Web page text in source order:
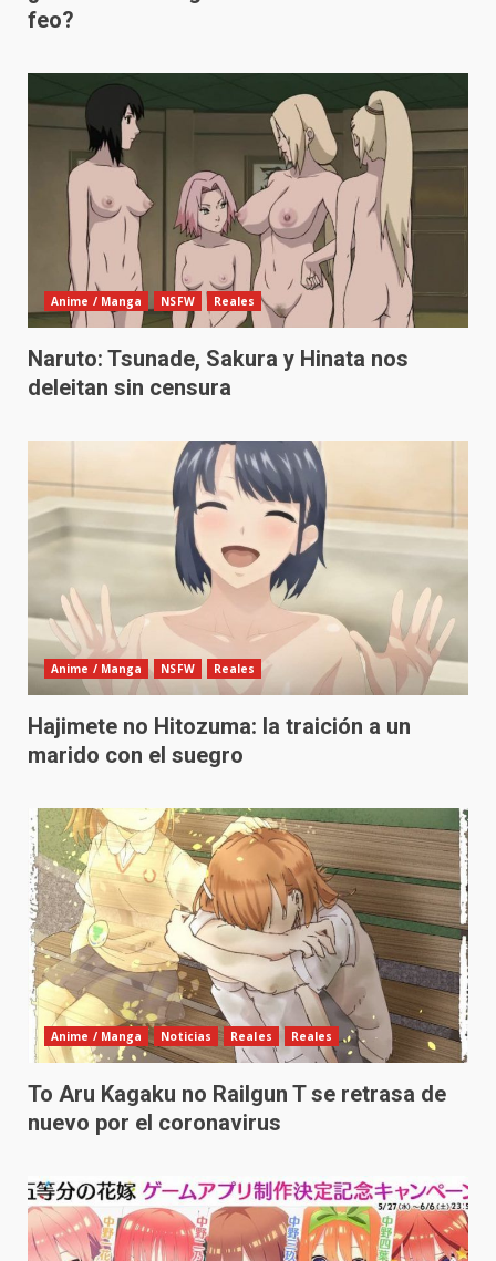
feo?
Anime / Manga NSFW Reales
Naruto: Tsunade, Sakura y Hinata nos
deleitan sin censura
Anime / Manga NSFW Reales
Hajimete no Hitozuma: la traición a un
marido con el suegro
Anime / Manga Noticias Reales Reales
To Aru Kagaku no Railgun T se retrasa de
nuevo por el coronavirus